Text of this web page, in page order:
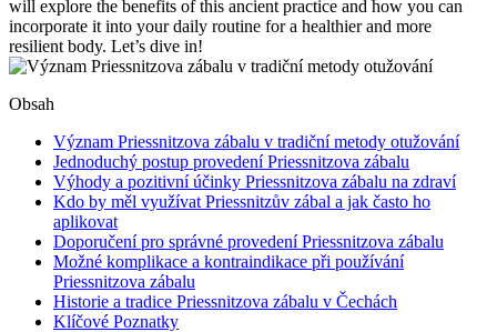
will explore the benefits of this ancient practice and how you can
incorporate it into your daily routine for a healthier and more
resilient body. Let’s dive in!
Obsah
Význam Priessnitzova zábalu v tradiční metody otužování
Jednoduchý postup provedení Priessnitzova zábalu
Výhody a pozitivní účinky Priessnitzova zábalu na zdraví
Kdo by měl využívat Priessnitzův zábal a jak často ho
aplikovat
Doporučení pro správné provedení Priessnitzova zábalu
Možné komplikace a kontraindikace při používání
Priessnitzova zábalu
Historie a tradice Priessnitzova zábalu v Čechách
Klíčové Poznatky